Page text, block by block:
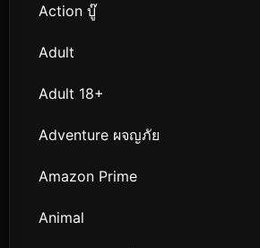
Action บู๊
Adult
Adult 18+
Adventure ผจญภัย
Amazon Prime
Animal